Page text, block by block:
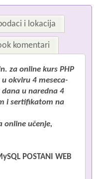
i lokacija
komentari
za online kurs PHP
okviru 4 meseca-
u naredna 4
i sertifikatom na
online učenje,
POSTANI WEB